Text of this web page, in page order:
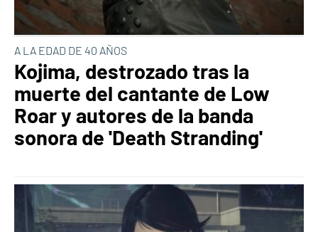
A LA EDAD DE 40 AÑOS
Kojima, destrozado tras la
muerte del cantante de Low
Roar y autores de la banda
sonora de 'Death Stranding'